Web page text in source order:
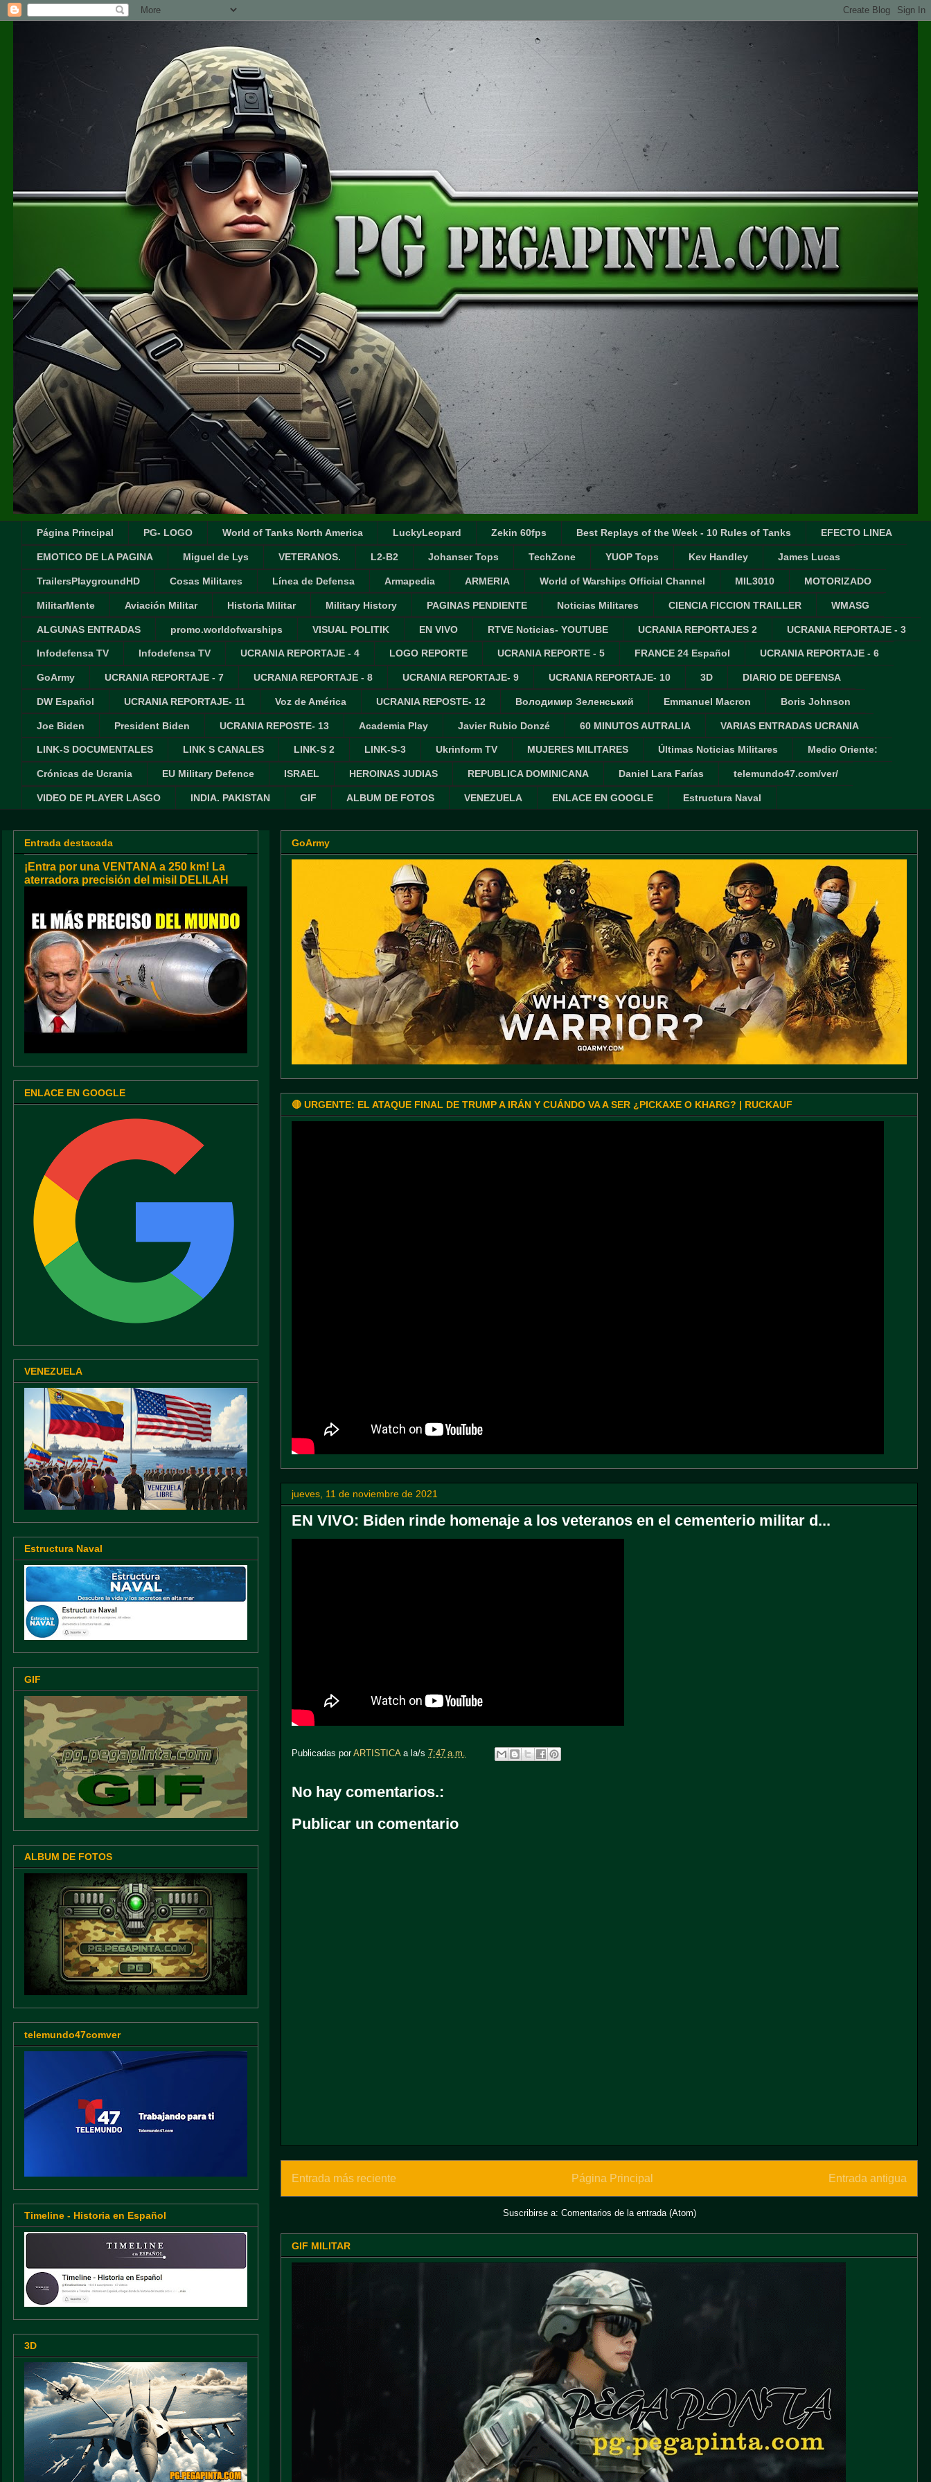
Página Principal PG- LOGO World of Tanks North America LuckyLeopard Zekin 60fps Best Replays of the Week - 10 Rules of Tanks EFECTO LINEA
EMOTICO DE LA PAGINA Miguel de Lys VETERANOS. L2-B2 Johanser Tops TechZone YUOP Tops Kev Handley James Lucas
TrailersPlaygroundHD Cosas Militares Línea de Defensa Armapedia ARMERIA World of Warships Official Channel MIL3010 MOTORIZADO
MilitarMente Aviación Militar Historia Militar Military History PAGINAS PENDIENTE Noticias Militares CIENCIA FICCION TRAILLER WMASG
ALGUNAS ENTRADAS promo.worldofwarships VISUAL POLITIK EN VIVO RTVE Noticias- YOUTUBE UCRANIA REPORTAJES 2 UCRANIA REPORTAJE - 3
Infodefensa TV Infodefensa TV UCRANIA REPORTAJE - 4 LOGO REPORTE UCRANIA REPORTE - 5 FRANCE 24 Español UCRANIA REPORTAJE - 6
GoArmy UCRANIA REPORTAJE - 7 UCRANIA REPORTAJE - 8 UCRANIA REPORTAJE- 9 UCRANIA REPORTAJE- 10 3D DIARIO DE DEFENSA
DW Español UCRANIA REPORTAJE- 11 Voz de América UCRANIA REPOSTE- 12 Володимир Зеленський Emmanuel Macron Boris Johnson
Joe Biden President Biden UCRANIA REPOSTE- 13 Academia Play Javier Rubio Donzé 60 MINUTOS AUTRALIA VARIAS ENTRADAS UCRANIA
LINK-S DOCUMENTALES LINK S CANALES LINK-S 2 LINK-S-3 Ukrinform TV MUJERES MILITARES Últimas Noticias Militares Medio Oriente:
Crónicas de Ucrania EU Military Defence ISRAEL HEROINAS JUDIAS REPUBLICA DOMINICANA Daniel Lara Farías telemundo47.com/ver/
VIDEO DE PLAYER LASGO INDIA. PAKISTAN GIF ALBUM DE FOTOS VENEZUELA ENLACE EN GOOGLE Estructura Naval
GoArmy
🔴 URGENTE: EL ATAQUE FINAL DE TRUMP A IRÁN Y CUÁNDO VA A SER ¿PICKAXE O KHARG? | RUCKAUF
jueves, 11 de noviembre de 2021
EN VIVO: Biden rinde homenaje a los veteranos en el cementerio militar d...
Publicadas porARTISTICA a la/s 7:47 a.m.
No hay comentarios.:
Publicar un comentario
Entrada más reciente Entrada antigua
Página Principal
Suscribirse a: Comentarios de la entrada (Atom)
GIF MILITAR
Entrada destacada
¡Entra por una VENTANA a 250 km! La
aterradora precisión del misil DELILAH
ENLACE EN GOOGLE
VENEZUELA
Estructura Naval
GIF
ALBUM DE FOTOS
telemundo47comver
Timeline - Historia en Español
3D